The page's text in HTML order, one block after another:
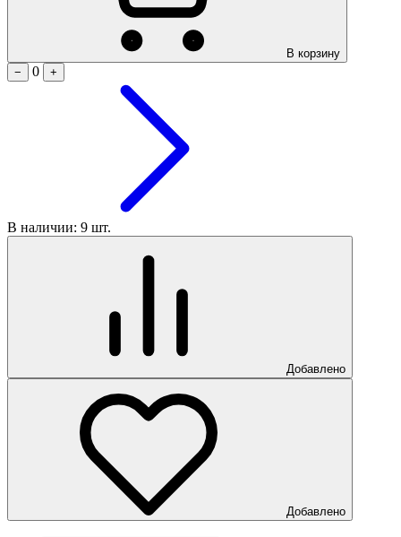
В корзину
−
0 +
В наличии: 9 шт.
Добавлено
Добавлено